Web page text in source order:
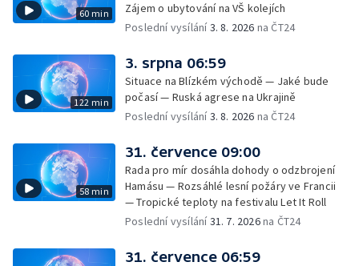
60 min
Zájem o ubytování na VŠ kolejích
Poslední vysílání3. 8. 2026 na ČT24
122 min
3. srpna 06:59
Situace na Blízkém východě — Jaké bude
počasí — Ruská agrese na Ukrajině
Poslední vysílání3. 8. 2026 na ČT24
58 min
31. července 09:00
Rada pro mír dosáhla dohody o odzbrojení
Hamásu — Rozsáhlé lesní požáry ve Francii
— Tropické teploty na festivalu Let It Roll
Poslední vysílání31. 7. 2026na ČT24
31. července 06:59